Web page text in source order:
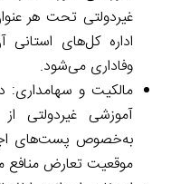
غیردولتی تحت هر
اداره ‌کل‌‌های
وفاداری می‌‌شود.
مالکیت و سهامداری:
آموزشی غیردولتی
به‌خصوص پست‌‌های
موقعیت تعارض